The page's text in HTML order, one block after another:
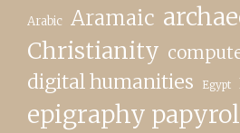
Arabic Aramaic
Christianity
digital humanities Egypt
epigraphy